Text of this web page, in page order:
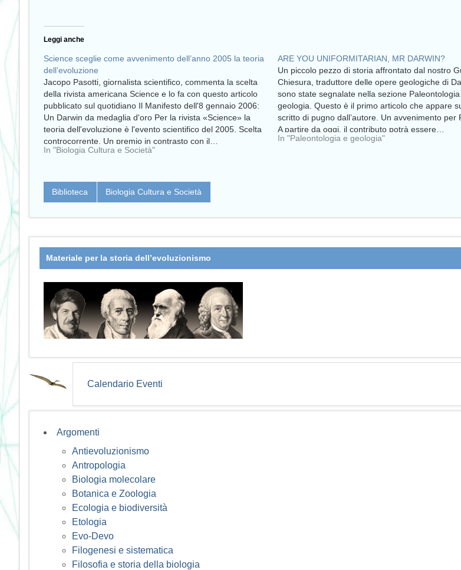
Leggi anche
Science sceglie come avvenimento dell’anno 2005 la teoria
dell’evoluzione
Jacopo Pasotti, giornalista scientifico, commenta la scelta
della rivista americana Science e lo fa con questo articolo
pubblicato sul quotidiano Il Manifesto dell'8 gennaio 2006:
Un Darwin da medaglia d'oro Per la rivista «Science» la
teoria dell'evoluzione è l'evento scientifico del 2005. Scelta
controcorrente. Un premio in contrasto con il…
In "Biologia Cultura e Società"
ARE YOU UNIFORMITARIAN, MR DARWIN?
Un piccolo pezzo di storia affrontato dal nostro
Chiesura, traduttore delle opere geologiche di
sono state segnalate nella sezione
geologia. Questo è il primo articolo che appare
scritto di pugno dall’autore. Un avvenimento per
A partire da oggi, il contributo potrà essere…
In "Paleontologia e geologia"
Biblioteca Biologia Cultura e Società
Materiale per la storia dell’evoluzionismo
Calendario Eventi
Argomenti
Antievoluzionismo
Antropologia
Biologia molecolare
Botanica e Zoologia
Ecologia e biodiversità
Etologia
Evo-Devo
Filogenesi e sistematica
Filosofia e storia della biologia